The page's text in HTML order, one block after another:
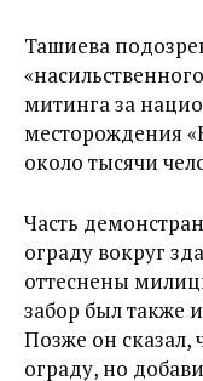
Ташиева
митинга за
месторождения
около тысячи
Часть
ограду вокруг
оттеснены
забор был также
Позже он сказал,
ограду, но